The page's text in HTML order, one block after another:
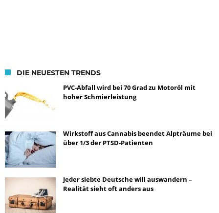
DIE NEUESTEN TRENDS
PVC-Abfall wird bei 70 Grad zu Motoröl mit
hoher Schmierleistung
Wirkstoff aus Cannabis beendet Alpträume bei
über 1/3 der PTSD-Patienten
Jeder siebte Deutsche will auswandern –
Realität sieht oft anders aus